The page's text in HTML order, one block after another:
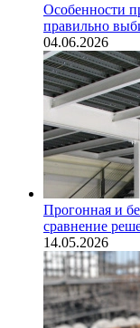
Особенности
правильно
04.06.2026
Прогонная и
сравнение
14.05.2026